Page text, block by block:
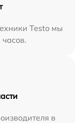
Testo мы
в